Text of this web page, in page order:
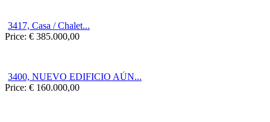
3417, Casa / Chalet...
Price: € 385.000,00
3400, NUEVO EDIFICIO AÚN...
Price: € 160.000,00